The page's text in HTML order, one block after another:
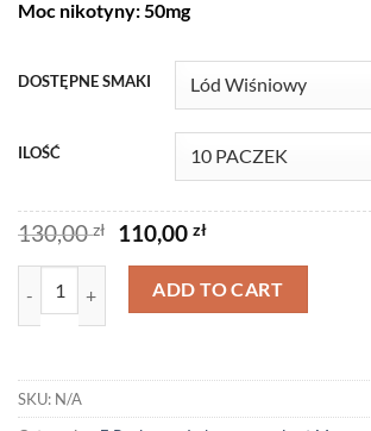
Moc nikotyny: 50mg
DOSTĘPNE SMAKI
ILOŚĆ
130,00zł
Original
price
was:
130,00 zł.
110,00 złCurrent
is:
110,00 zł.
ADD TO CART
SKU: N/A